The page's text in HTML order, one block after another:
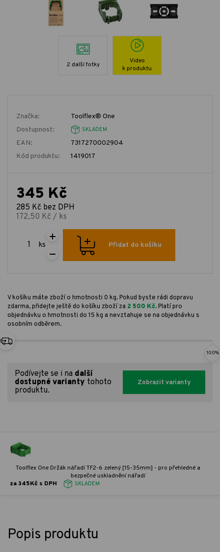
2 další fotky
Video
k produktu
Značka:
Toolflex® One
Dostupnost:
SKLADEM
EAN:
7317270002904
Kód produktu:
1419017
345 Kč
285 Kč bez DPH
172,50 Kč / ks
ks Přidat do košíku
V košíku máte zboží o hmotnosti 0 kg. Pokud byste rádi dopravu
zdarma, přidejte ještě do košíku zboží za 2 500 Kč. Platí pro
objednávku o hmotnosti do 15 kg a nevztahuje se na objednávku s
osobním odběrem.
100%
Podívejte se i na další
dostupné varianty tohoto
produktu.
Zobrazit varianty
Toolflex One Držák nářadí TF2-6 zelený [15-35mm] - pro přehledné a
bezpečné uskladnění nářadí
za 345Kč s DPH
SKLADEM
Popis produktu